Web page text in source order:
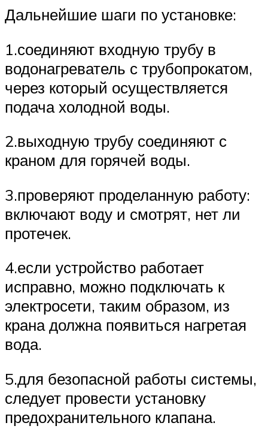
Дальнейшие шаги по установке:
1.соединяют входную трубу в
водонагреватель с трубопрокатом,
через который осуществляется
подача холодной воды.
2.выходную трубу соединяют с
краном для горячей воды.
3.проверяют проделанную работу:
включают воду и смотрят, нет ли
протечек.
4.если устройство работает
исправно, можно подключать к
электросети, таким образом, из
крана должна появиться нагретая
вода.
5.для безопасной работы системы,
следует провести установку
предохранительного клапана.